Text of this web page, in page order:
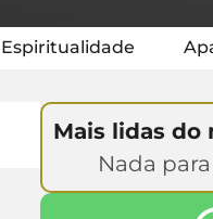
Espiritualidade
Mais lidas do
Nada